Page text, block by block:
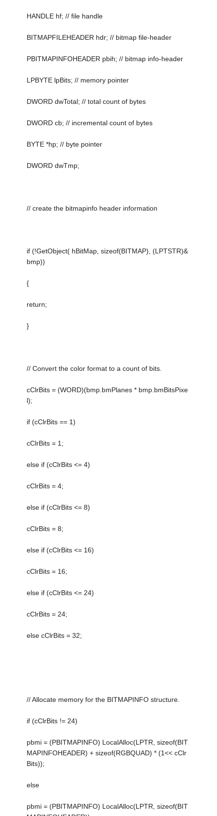
HANDLE hf; // file handle
BITMAPFILEHEADER hdr; // bitmap file-header
PBITMAPINFOHEADER pbih; // bitmap info-header
LPBYTE lpBits; // memory pointer
DWORD dwTotal; // total count of bytes
DWORD cb; // incremental count of bytes
BYTE *hp; // byte pointer
DWORD dwTmp;
// create the bitmapinfo header information
if (!GetObject( hBitMap, sizeof(BITMAP), (LPTSTR)&
bmp))
{
return;
}
// Convert the color format to a count of bits.
cClrBits = (WORD)(bmp.bmPlanes * bmp.bmBitsPixe
l);
if (cClrBits == 1)
cClrBits = 1;
else if (cClrBits <= 4)
cClrBits = 4;
else if (cClrBits <= 8)
cClrBits = 8;
else if (cClrBits <= 16)
cClrBits = 16;
else if (cClrBits <= 24)
cClrBits = 24;
else cClrBits = 32;
// Allocate memory for the BITMAPINFO structure.
if (cClrBits != 24)
pbmi = (PBITMAPINFO) LocalAlloc(LPTR, sizeof(BIT
MAPINFOHEADER) + sizeof(RGBQUAD) * (1<< cClr
Bits));
else
pbmi = (PBITMAPINFO) LocalAlloc(LPTR, sizeof(BIT